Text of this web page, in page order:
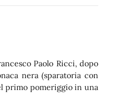
Paolo Ricci, dopo
nera (sparatoria con
primo pomeriggio in una